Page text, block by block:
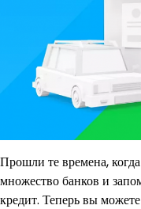
Прошли те времена,
множество банков и
кредит. Теперь вы